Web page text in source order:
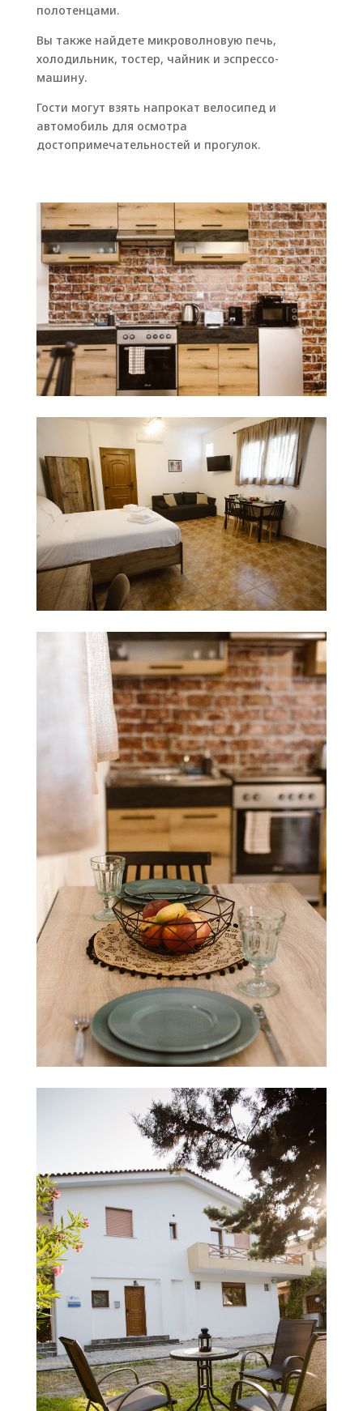
полотенцами.
Вы также найдете микроволновую печь,
холодильник, тостер, чайник и эспрессо-
машину.
Гости могут взять напрокат велосипед и
автомобиль для осмотра
достопримечательностей и прогулок.